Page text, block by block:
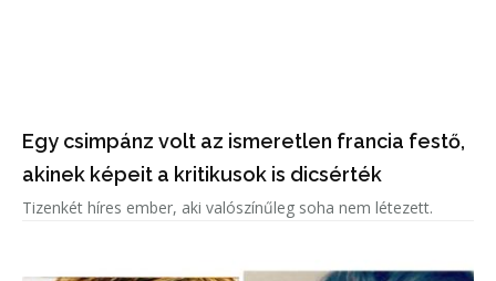
Egy csimpánz volt az ismeretlen francia festő,
akinek képeit a kritikusok is dicsérték
Tizenkét híres ember, aki valószínűleg soha nem létezett.